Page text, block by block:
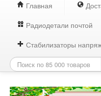
Главная
Радиодетали почтой
Стабилизаторы